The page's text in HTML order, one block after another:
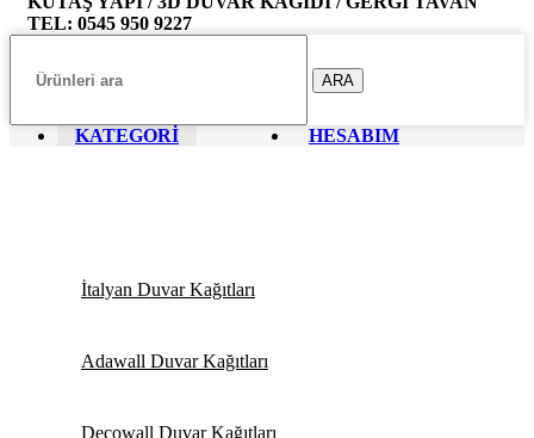
TEL: 0545 950 9227
ARA
KATEGORİ HESABIM
İtalyan Duvar Kağıtları
Adawall Duvar Kağıtları
Decowall Duvar Kağıtları